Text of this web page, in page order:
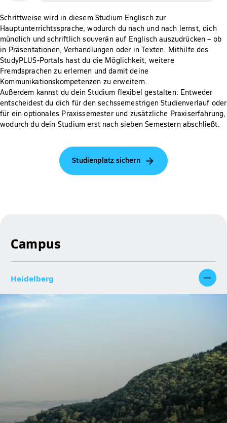
Schrittweise wird in diesem Studium Englisch zur
Hauptunterrichtssprache, wodurch du nach und nach lernst, dich
mündlich und schriftlich souverän auf Englisch auszudrücken – ob
in Präsentationen, Verhandlungen oder in Texten. Mithilfe des
StudyPLUS-Portals hast du die Möglichkeit, weitere
Fremdsprachen zu erlernen und damit deine
Kommunikationskompetenzen zu erweitern.
Außerdem kannst du dein Studium flexibel gestalten: Entweder
entscheidest du dich für den sechssemestrigen Studienverlauf oder
für ein optionales Praxissemester und zusätzliche Praxiserfahrung,
wodurch du dein Studium erst nach sieben Semestern abschließt.
Studienplatz sichern
Campus
Heidelberg